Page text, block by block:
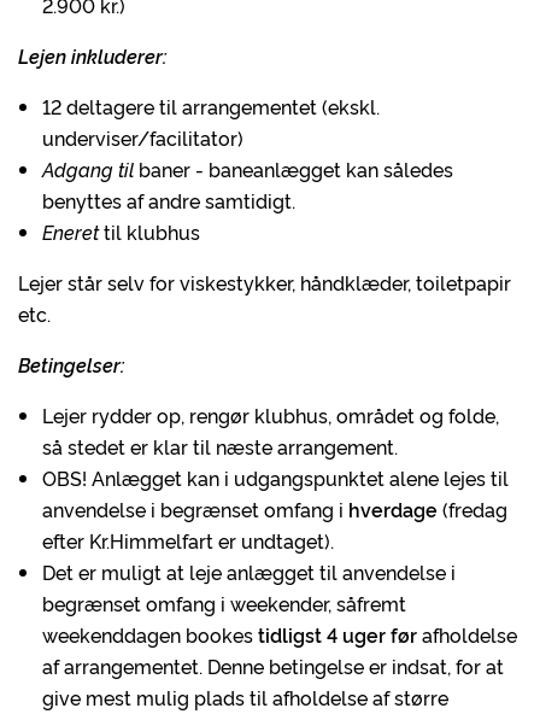
Lejen inkluderer:
12 deltagere til arrangementet (ekskl.
underviser/facilitator)
Adgang til baner - baneanlægget kan således
benyttes af andre samtidigt.
Enerettil klubhus
Lejer står selv for viskestykker, håndklæder, toiletpapir
etc.
Betingelser:
Lejer rydder op, rengør klubhus, området og folde,
så stedet er klar til næste arrangement.
OBS! Anlægget kan i udgangspunktet alene lejes til
anvendelse i begrænset omfang i hverdage(fredag
efter Kr.Himmelfart er undtaget).
Det er muligt at leje anlægget til anvendelse i
begrænset omfang i weekender, såfremt
weekenddagen bookestidligst 4 uger førafholdelse
af arrangementet. Denne betingelse er indsat, for at
give mest mulig plads til afholdelse af større